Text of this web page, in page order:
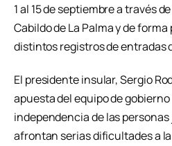
1 al 15 de septiembre a través
Cabildo de La Palma y de
distintos registros de entradas
El presidente insular, Sergio
apuesta del equipo de
independencia de las personas
afrontan serias dificultades a